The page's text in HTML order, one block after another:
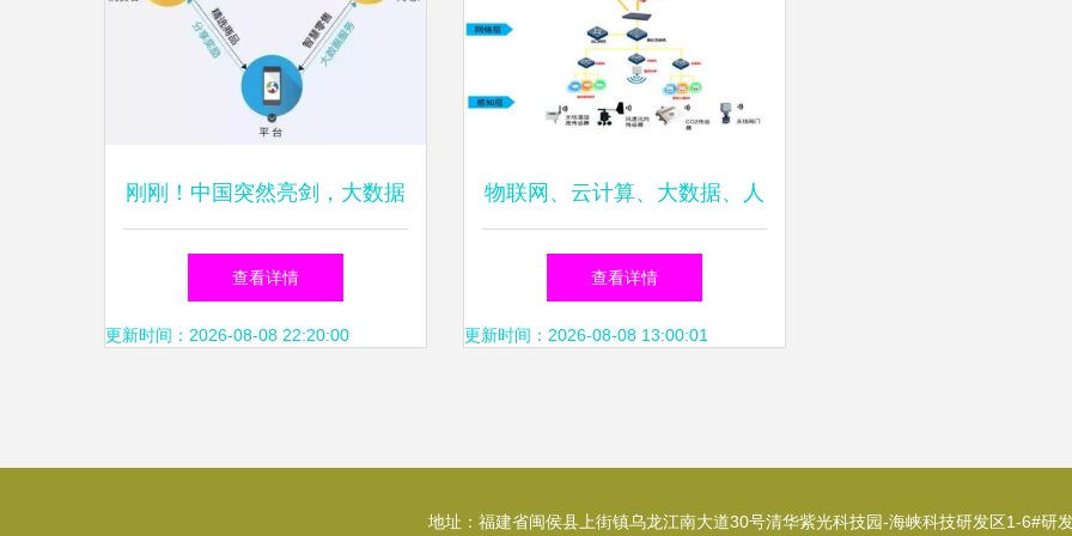
刚刚！中国突然亮剑，大数据
服务领域的未来十年将称雄全
球
查看详情
更新时间：2026-08-08 22:20:00
物联网、云计算、大数据、人
工智能的区分与关系探析
查看详情
更新时间：2026-08-08 13:00:01
地址：福建省闽侯县上街镇乌龙江南大道30号清华紫光科技园-海峡科技研发区1-6#研